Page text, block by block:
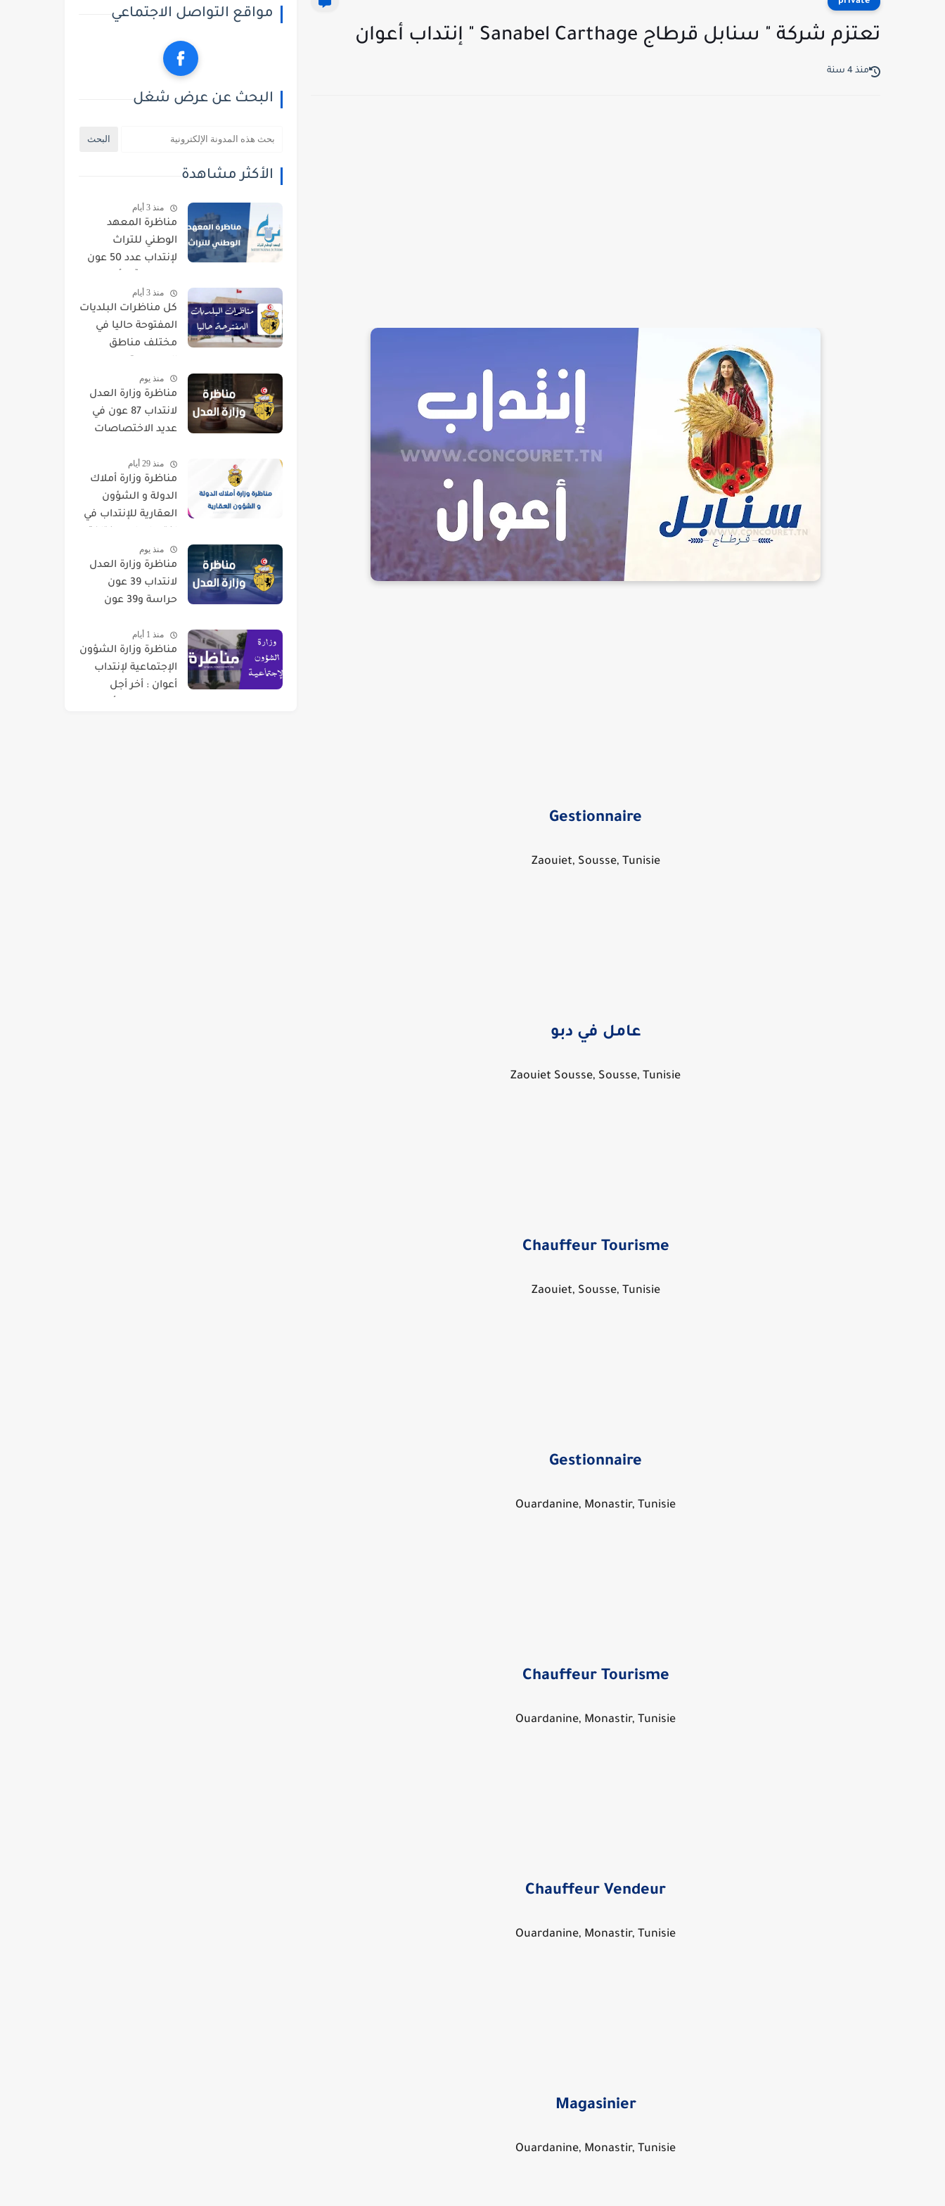
تعتزم شركة " سنابل قرطاج Sanabel Carthage " إنتداب أعوان
منذ 4 سنة
Gestionnaire
Zaouiet, Sousse, Tunisie
عامل في دبو
Zaouiet Sousse, Sousse, Tunisie
Chauffeur Tourisme
Zaouiet, Sousse, Tunisie
Gestionnaire
Ouardanine, Monastir, Tunisie
Chauffeur Tourisme
Ouardanine, Monastir, Tunisie
Chauffeur Vendeur
Ouardanine, Monastir, Tunisie
Magasinier
Ouardanine, Monastir, Tunisie
مواقع التواصل الاجتماعي
البحث عن عرض شغل
الأكثر مشاهدة
منذ 3 أيام
مناظرة المعهد
الوطني للتراث
لإنتداب عدد 50 عون
2026
منذ 3 أيام
كل مناظرات البلديات
المفتوحة حاليا في
مختلف مناطق
منذ يوم
مناظرة وزارة العدل
لانتداب 87 عون في
عديد الاختصاصات
منذ 29 أيام
مناظرة وزارة أملاك
الدولة و الشؤون
العقارية للإنتداب في
منذ يوم
مناظرة وزارة العدل
لانتداب 39 عون
حراسة و39 عون
منذ 1 أيام
مناظرة وزارة الشؤون
الإجتماعية لإنتداب
أعوان : أخر أجل